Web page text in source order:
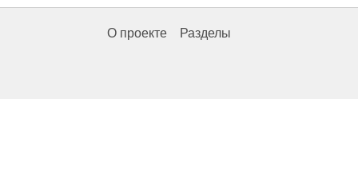
О проекте Разделы